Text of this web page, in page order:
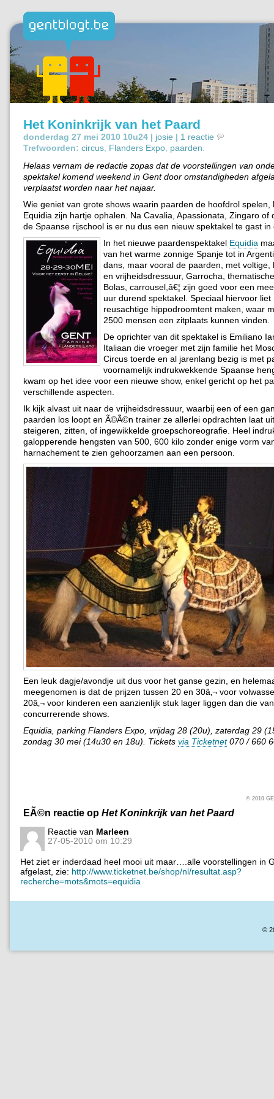
Het Koninkrijk van het Paard
donderdag 27 mei 2010 10u24 | josie | 1 reactie
Trefwoorden: circus Flanders Expo paarden
Helaas vernam de redactie zopas dat de voorstellingen van
spektakel komend weekend in Gent door omstandigheden
verplaatst worden naar het najaar.
Wie geniet van grote shows waarin paarden de hoofdrol spelen,
Equidia zijn hartje ophalen. Na Cavalia, Apassionata, Zingaro of
de Spaanse rijschool is er nu dus een nieuw spektakel te gast in
In het nieuwe paardenspektakel Equidia
van het warme zonnige Spanje tot in
dans, maar vooral de paarden, met voltige,
en vrijheidsdressuur, Garrocha,
Bolas, carrousel,â€¦ zijn goed voor een
uur durend spektakel. Speciaal hiervoor liet
reusachtige hippodroomtent maken, waar
2500 mensen een zitplaats kunnen vinden.
De oprichter van dit spektakel is Emiliano
Italiaan die vroeger met zijn familie het
Circus toerde en al jarenlang bezig is met
voornamelijk indrukwekkende Spaanse
kwam op het idee voor een nieuwe show, enkel gericht op het
verschillende aspecten.
Ik kijk alvast uit naar de vrijheidsdressuur, waarbij een of een
paarden los loopt en Ã©Ã©n trainer ze allerlei opdrachten laat
steigeren, zitten, of ingewikkelde groepschoreografie. Heel
galopperende hengsten van 500, 600 kilo zonder enige vorm
harnachement te zien gehoorzamen aan een persoon.
Een leuk dagje/avondje uit dus voor het ganse gezin, en
meegenomen is dat de prijzen tussen 20 en 30â‚¬ voor
20â‚¬ voor kinderen een aanzienlijk stuk lager liggen dan die
concurrerende shows.
Equidia, parking Flanders Expo, vrijdag 28 (20u), zaterdag 29
zondag 30 mei (14u30 en 18u). Tickets via Ticketnet070 / 660
© 2010
EÃ©n reactie op Het Koninkrijk van het Paard
Reactie van Marleen
27-05-2010 om 10:29
Het ziet er inderdaad heel mooi uit maar….alle voorstellingen in
afgelast, zie: http://www.ticketnet.be/shop/nl/resultat.asp?
recherche=mots&mots=equidia
©